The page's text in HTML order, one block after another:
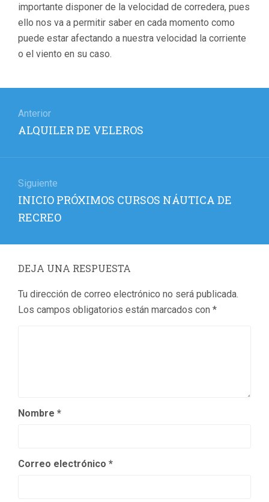
importante disponer de la velocidad de corredera, pues
ello nos va a permitir saber en cada momento como
puede estar afectando a nuestra velocidad la corriente
o el viento en su caso.
de
entradas
Anterior
Entrada
ALQUILER DE VELEROS
Siguiente
Entrada
siguiente:
INICIO PRÓXIMOS CURSOS NÁUTICA DE
RECREO
DEJA UNA RESPUESTA
Tu dirección de correo electrónico no será publicada.
Los campos obligatorios están marcados con *
Nombre *
Correo electrónico *